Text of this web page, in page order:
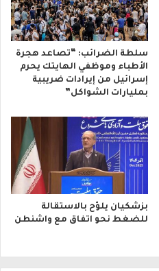
سلطة الضرائب: “تصاعد هجرة
الأطباء وموظفي الهايتك يحرم
إسرائيل من إيرادات ضريبية
بمليارات الشواكل”
بزشكيان يلوّح بالاستقالة
للضغط نحو اتفاق مع واشنطن